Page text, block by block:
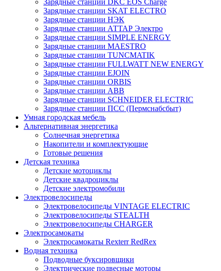
Зарядные станции DKC EOS Charge
Зарядные станции SKAT ELECTRO
Зарядные станции НЭК
Зарядные станции АТТАР Электро
Зарядные станции SIMPLE ENERGY
Зарядные станции MAESTRO
Зарядные станции TUNCMATIK
Зарядные станции FULLWATT NEW ENERGY
Зарядные станции EJOIN
Зарядные станции ORBIS
Зарядные станции ABB
Зарядные станции SCHNEIDER ELECTRIC
Зарядные станции ПСС (Пермснабсбыт)
Умная городская мебель
Альтернативная энергетика
Солнечная энергетика
Накопители и комплектующие
Готовые решения
Детская техника
Детские мотоциклы
Детские квадроциклы
Детские электромобили
Электровелосипеды
Электровелосипеды VINTAGE ELECTRIC
Электровелосипеды STEALTH
Электровелосипеды CHARGER
Электросамокаты
Электросамокаты Rexterr RedRex
Водная техника
Подводные буксировщики
Электрические подвесные моторы